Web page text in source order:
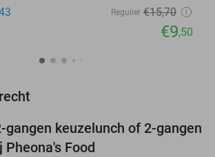
Regulier €15,70
€9,50
39%
gangen keuzelunch of 2-gangen
Food